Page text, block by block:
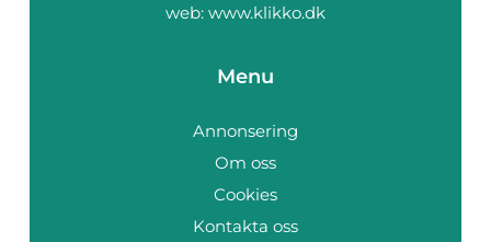
web: www.klikko.dk
Menu
Annonsering
Om oss
Cookies
Kontakta oss